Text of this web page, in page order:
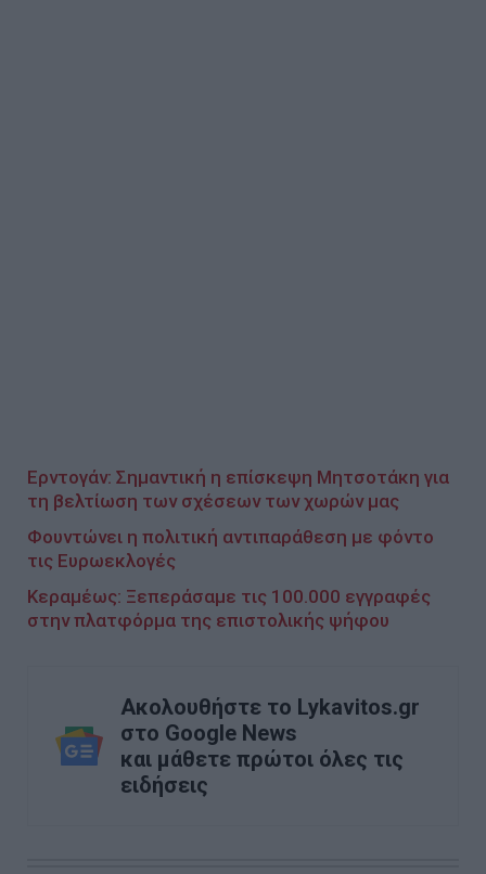
Ερντογάν: Σημαντική η επίσκεψη Μητσοτάκη για
τη βελτίωση των σχέσεων των χωρών μας
Φουντώνει η πολιτική αντιπαράθεση με φόντο
τις Ευρωεκλογές
Κεραμέως: Ξεπεράσαμε τις 100.000 εγγραφές
στην πλατφόρμα της επιστολικής ψήφου
Ακολουθήστε το Lykavitos.gr
στο Google News
και μάθετε πρώτοι όλες τις
ειδήσεις